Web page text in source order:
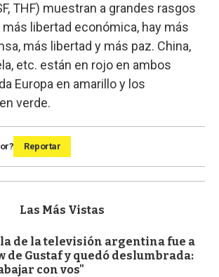
THF) muestran a grandes rasgos
libertad económica, hay más
más libertad y más paz. China,
etc. están en rojo en ambos
Europa en amarillo y los
verde.
Reportar
Las Más Vistas
de la televisión argentina fue a
de Gustaf y quedó deslumbrada:
con vos"